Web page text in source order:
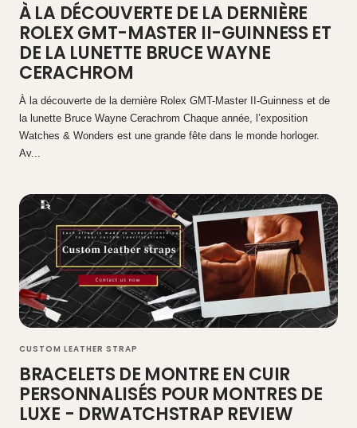
À LA DÉCOUVERTE DE LA DERNIÈRE
ROLEX GMT-MASTER II-GUINNESS ET
DE LA LUNETTE BRUCE WAYNE
CERACHROM
À la découverte de la dernière Rolex GMT-Master II-Guinness et de
la lunette Bruce Wayne Cerachrom Chaque année, l’exposition
Watches & Wonders est une grande fête dans le monde horloger.
Av...
CUSTOM LEATHER STRAP
BRACELETS DE MONTRE EN CUIR
PERSONNALISÉS POUR MONTRES DE
LUXE - DRWATCHSTRAP REVIEW